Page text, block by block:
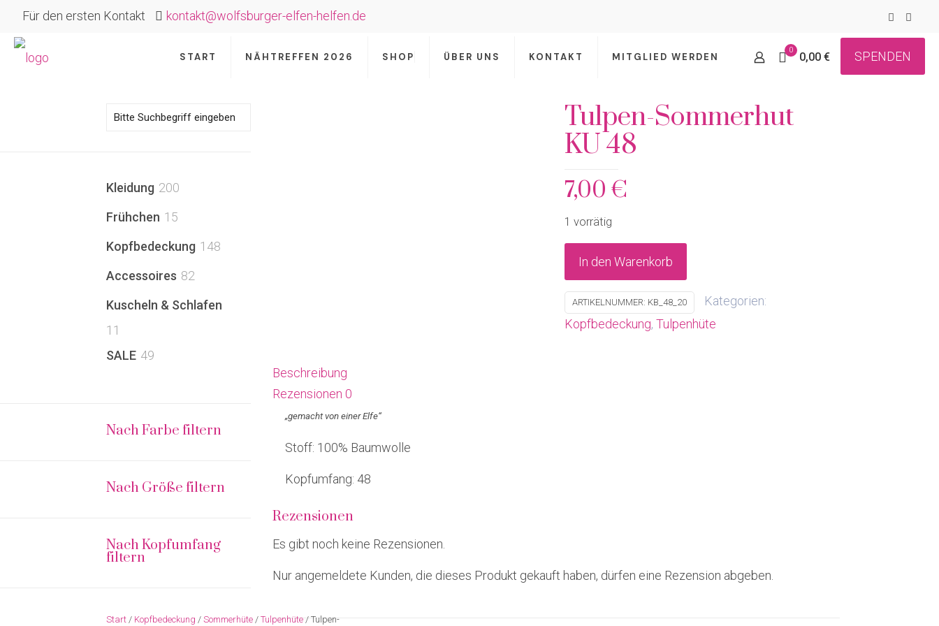
Für den ersten Kontakt kontakt@wolfsburger-elfen-helfen.de
START NÄHTREFFEN 2026 SHOP ÜBER UNS KONTAKT MITGLIED WERDEN
0
0,00 € SPENDEN
Tulpen-Sommerhut
KU 48
7,00€
1 vorrätig
In den Warenkorb
ARTIKELNUMMER: KB_48_20
Kategorien:
Kopfbedeckung,Tulpenhüte
Beschreibung
Rezensionen 0
„gemacht von einer Elfe“
Stoff: 100% Baumwolle
Kopfumfang: 48
Rezensionen
Es gibt noch keine Rezensionen.
Nur angemeldete Kunden, die dieses Produkt gekauft haben, dürfen eine Rezension abgeben.
Kleidung 200
Frühchen 15
Kopfbedeckung 148
Accessoires 82
Kuscheln & Schlafen
11
Produkte
SALE 49
Nach Farbe filtern
Nach Größe filtern
Nach Kopfumfang
filtern
Start / Kopfbedeckung / Sommerhüte / Tulpenhüte / Tulpen-